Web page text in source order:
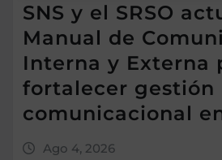
SNS y el SRSO
Manual de
Interna y Externa
fortalecer gestión
comunicacional
Ago 4, 2026